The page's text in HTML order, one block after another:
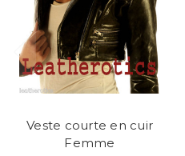
Veste courte en cuir
Femme